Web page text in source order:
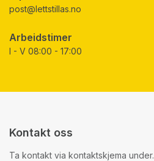
post@lettstillas.no
Arbeidstimer
I - V 08:00 - 17:00
Kontakt oss
Ta kontakt via kontaktskjema under.